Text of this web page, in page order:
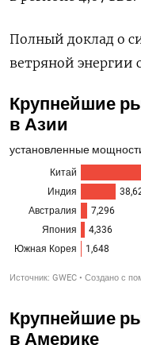
Полный доклад о
ветряной энергии